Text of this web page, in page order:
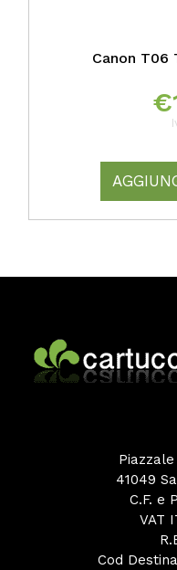
Canon T06
€
41049
C.F. e
VAT
Cod